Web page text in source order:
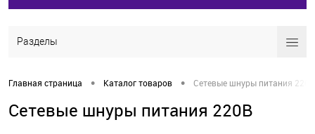
Разделы
Главная страница • Каталог товаров • Сетевые шнуры питания 220В
Сетевые шнуры питания 220В